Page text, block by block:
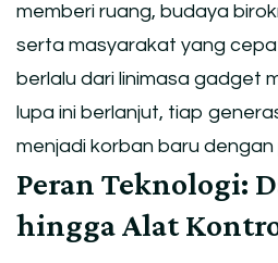
memberi ruang, budaya
serta masyarakat yang
berlalu dari linimasa gadget
lupa ini berlanjut, tiap
menjadi korban baru dengan
Peran Teknologi:
hingga Alat